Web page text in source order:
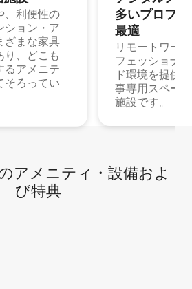
、利便性の
ション・ア
ざまな家具
り、どこも
るアメニテ
そろってい
多⁠いプ⁠ロ⁠フ⁠
最⁠適
リモートワー
フェッショナ
ド環境を提供
事専用スペー
施設です。
ア⁠メ⁠ニ⁠テ⁠ィ⁠・設⁠備⁠およ
び特⁠典